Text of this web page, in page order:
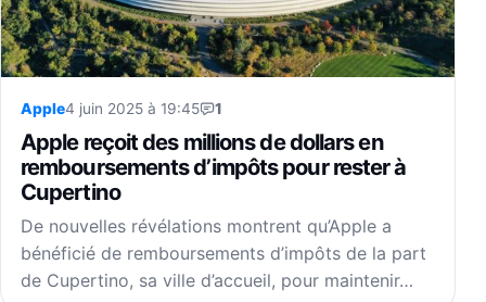
Apple4 juin 2025 à 19:45 1
Apple reçoit des millions de dollars en
remboursements d’impôts pour rester à
Cupertino
De nouvelles révélations montrent qu’Apple a
bénéficié de remboursements d’impôts de la part
de Cupertino, sa ville d’accueil, pour maintenir…